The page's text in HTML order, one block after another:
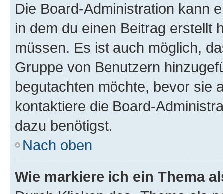
Die Board-Administration kann
in dem du einen Beitrag erstellt
müssen. Es ist auch möglich,
Gruppe von Benutzern
begutachten möchte, bevor sie
kontaktiere die Board-
dazu benötigst.
Nach oben
Wie markiere ich ein Thema